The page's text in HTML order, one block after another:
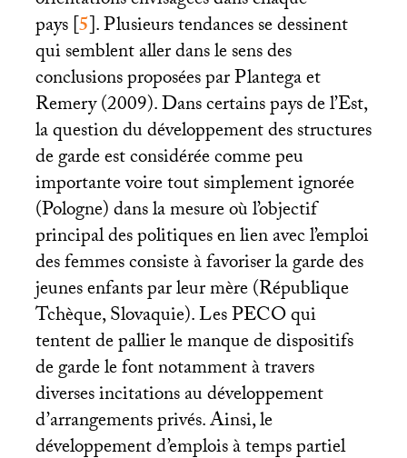
pays[5]. Plusieurs tendances se dessinent
qui semblent aller dans le sens des
conclusions proposées par Plantega et
Remery (2009). Dans certains pays de l’Est,
la question du développement des structures
de garde est considérée comme peu
importante voire tout simplement ignorée
(Pologne) dans la mesure où l’objectif
principal des politiques en lien avec l’emploi
des femmes consiste à favoriser la garde des
jeunes enfants par leur mère (République
Tchèque, Slovaquie). LesPECOqui
tentent de pallier le manque de dispositifs
de garde le font notamment à travers
diverses incitations au développement
d’arrangements privés. Ainsi, le
développement d’emplois à temps partiel